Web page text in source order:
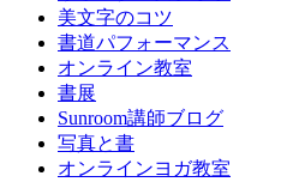
美文字のコツ
書道パフォーマンス
オンライン教室
書展
Sunroom講師ブログ
写真と書
オンラインヨガ教室